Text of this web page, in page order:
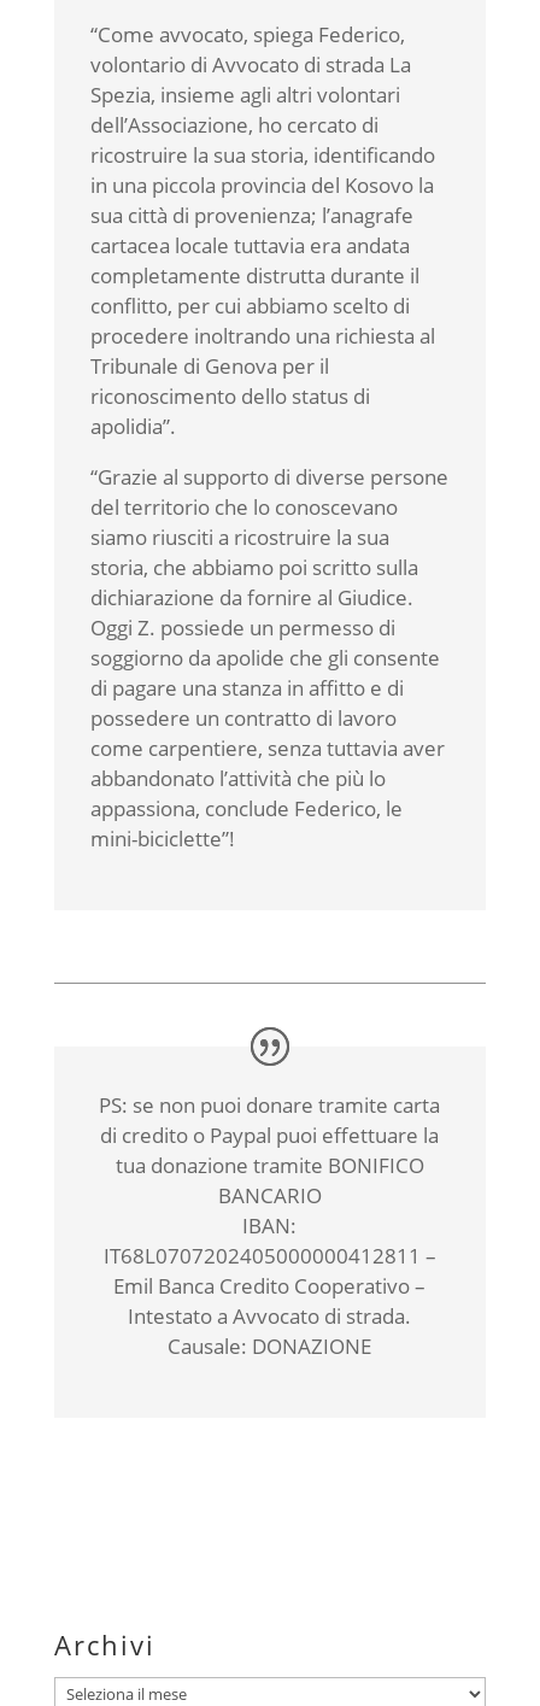
“Come avvocato, spiega Federico,
volontario di Avvocato di strada La
Spezia, insieme agli altri volontari
dell’Associazione, ho cercato di
ricostruire la sua storia, identificando
in una piccola provincia del Kosovo la
sua città di provenienza; l’anagrafe
cartacea locale tuttavia era andata
completamente distrutta durante il
conflitto, per cui abbiamo scelto di
procedere inoltrando una richiesta al
Tribunale di Genova per il
riconoscimento dello status di
apolidia”.
“Grazie al supporto di diverse persone
del territorio che lo conoscevano
siamo riusciti a ricostruire la sua
storia, che abbiamo poi scritto sulla
dichiarazione da fornire al Giudice.
Oggi Z. possiede un permesso di
soggiorno da apolide che gli consente
di pagare una stanza in affitto e di
possedere un contratto di lavoro
come carpentiere, senza tuttavia aver
abbandonato l’attività che più lo
appassiona, conclude Federico, le
mini-biciclette”!
PS: se non puoi donare tramite carta
di credito o Paypal puoi effettuare la
tua donazione tramite BONIFICO
BANCARIO
IBAN:
IT68L0707202405000000412811 –
Emil Banca Credito Cooperativo –
Intestato a Avvocato di strada.
Causale: DONAZIONE
Archivi
Archivi